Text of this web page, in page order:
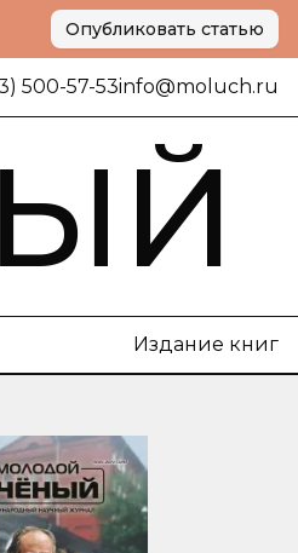
Опубликовать статью
500-57-53info@moluch.ru
Издание книг